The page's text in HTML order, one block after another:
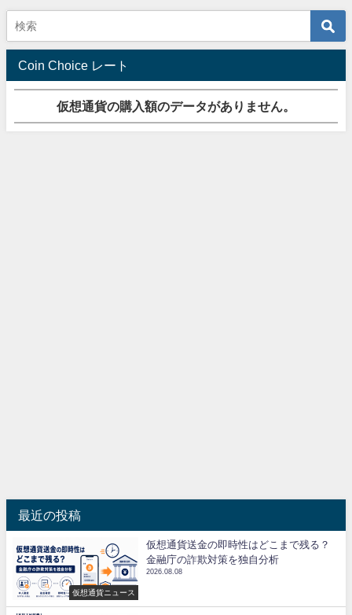
Coin Choice レート
仮想通貨の購入額のデータがありません。
最近の投稿
仮想通貨ニュース
仮想通貨送金の即時性はどこまで残る？
金融庁の詐欺対策を独自分析
2026.08.08